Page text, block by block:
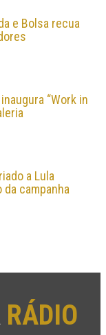
e Bolsa recua
“Work in
a Lula
campanha
RÁDIO